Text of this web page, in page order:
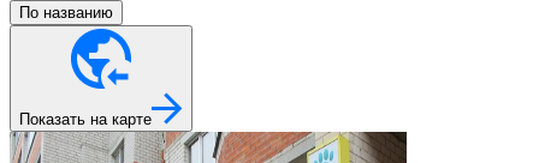
По названию
Показать на карте